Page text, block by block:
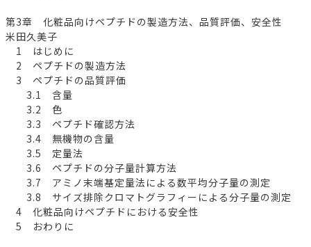
第3章 化粧品向けペプチドの製造方法、品質評価、安全性
米田久美子
1 はじめに
2 ペプチドの製造方法
3 ペプチドの品質評価
3.1 含量
3.2 色
3.3 ペプチド確認方法
3.4 無機物の含量
3.5 定量法
3.6 ペプチドの分子量計算方法
3.7 アミノ末端基定量法による数平均分子量の測定
3.8 サイズ排除クロマトグラフィーによる分子量の測定
4 化粧品向けペプチドにおける安全性
5 おわりに